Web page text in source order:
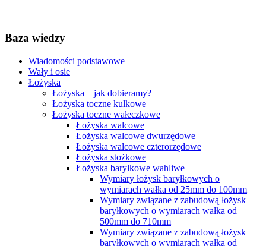
Baza wiedzy
Wiadomości podstawowe
Wały i osie
Łożyska
Łożyska – jak dobieramy?
Łożyska toczne kulkowe
Łożyska toczne wałeczkowe
Łożyska walcowe
Łożyska walcowe dwurzędowe
Łożyska walcowe czterorzędowe
Łożyska stożkowe
Łożyska baryłkowe wahliwe
Wymiary łożysk baryłkowych o
wymiarach wałka od 25mm do 100mm
Wymiary związane z zabudową łożysk
baryłkowych o wymiarach wałka od
500mm do 710mm
Wymiary związane z zabudową łożysk
baryłkowych o wymiarach wałka od